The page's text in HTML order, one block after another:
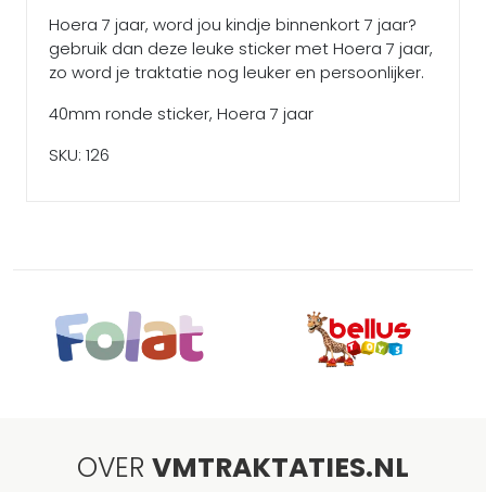
Hoera 7 jaar, word jou kindje binnenkort 7 jaar?
gebruik dan deze leuke sticker met Hoera 7 jaar,
zo word je traktatie nog leuker en persoonlijker.
40mm ronde sticker, Hoera 7 jaar
SKU: 126
OVER VMTRAKTATIES.NL